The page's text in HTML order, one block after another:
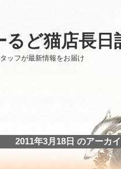
るど猫店長日
ッフが最新情報をお届け
2011年3月18日 のアーカ